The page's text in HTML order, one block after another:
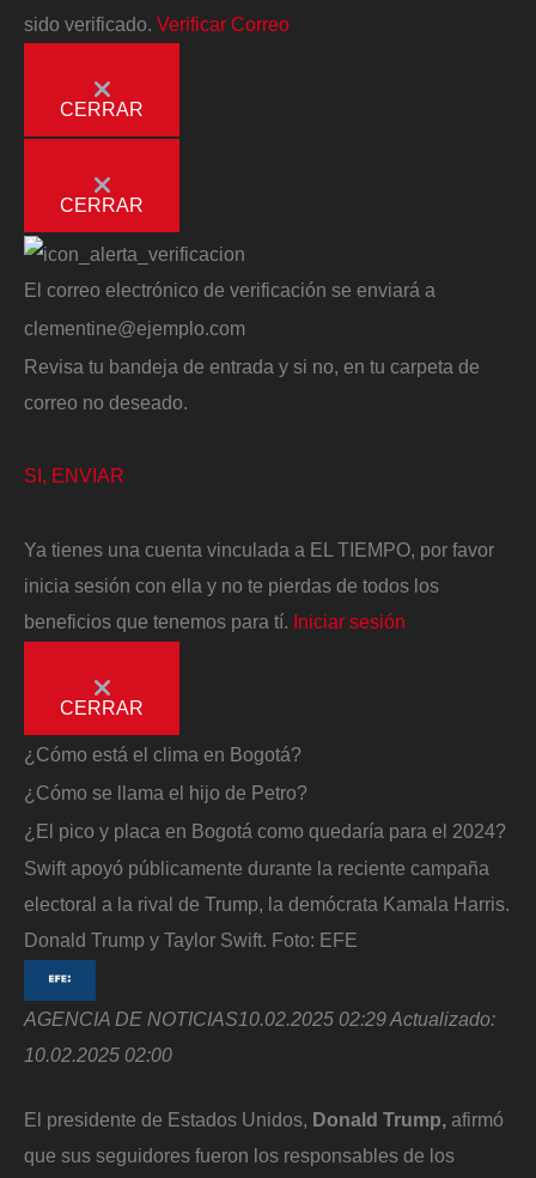
sido verificado. Verificar Correo
CERRAR
CERRAR
El correo electrónico de verificación se enviará a
clementine@ejemplo.com
Revisa tu bandeja de entrada y si no, en tu carpeta de
correo no deseado.
SI, ENVIAR
Ya tienes una cuenta vinculada a EL TIEMPO, por favor
inicia sesión con ella y no te pierdas de todos los
beneficios que tenemos para tí. Iniciar sesión
CERRAR
¿Cómo está el clima en Bogotá?
¿Cómo se llama el hijo de Petro?
¿El pico y placa en Bogotá como quedaría para el 2024?
Swift apoyó públicamente durante la reciente campaña
electoral a la rival de Trump, la demócrata Kamala Harris.
Donald Trump y Taylor Swift. Foto: EFE
AGENCIA DE NOTICIAS10.02.2025 02:29Actualizado:
10.02.2025 02:00
El presidente de Estados Unidos, Donald Trump, afirmó
que sus seguidores fueron los responsables de los